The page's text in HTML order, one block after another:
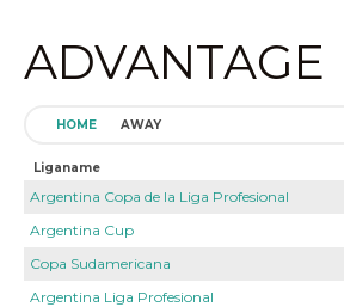
ADVANTAGE
HOME AWAY
Liganame
Argentina Copa de la Liga Profesional
Argentina Cup
Copa Sudamericana
Argentina Liga Profesional